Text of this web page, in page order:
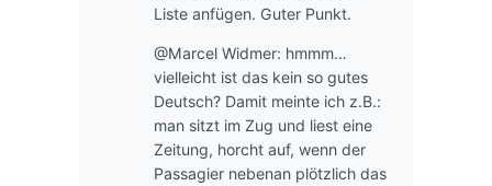
Liste anfügen. Guter Punkt.
@Marcel Widmer: hmmm…
vielleicht ist das kein so gutes
Deutsch? Damit meinte ich z.B.:
man sitzt im Zug und liest eine
Zeitung, horcht auf, wenn der
Passagier nebenan plötzlich das